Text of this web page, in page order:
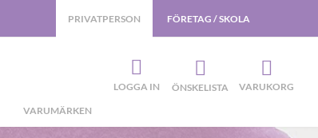
VARUMÄRKEN
PRIVATPERSON FÖRETAG / SKOLA
LOGGA IN ÖNSKELISTA VARUKORG